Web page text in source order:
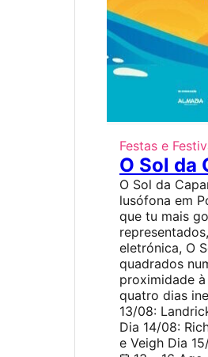
Festas e
O Sol da
O Sol da
lusófona em
que tu mais
eletrónica, O
quadrados
proximidade
quatro dias
13/08:
Dia 14/08:
e Veigh Dia